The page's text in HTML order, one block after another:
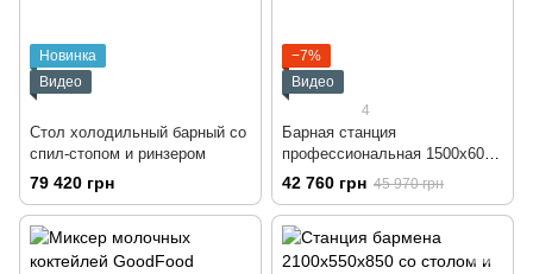
Новинка
Видео
Стол холодильный барный со
спил-стопом и ринзером
79 420 грн
−7%
Видео
4
Барная станция
профессиональная 1500х600
с мойкой, ринзером, ящиками
42 760 грн 45 970 грн